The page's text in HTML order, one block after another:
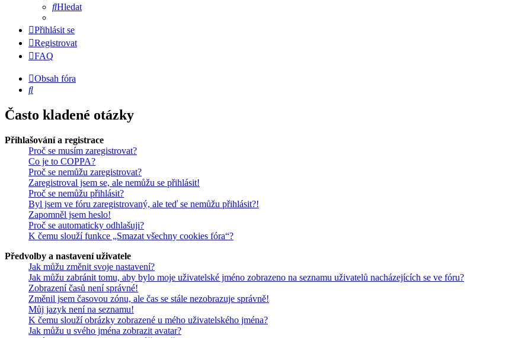
Hledat
Přihlásit se
Registrovat
FAQ
Obsah fóra
Hledat
Často kladené otázky
Přihlašování a registrace
Proč se musím zaregistrovat?
Co je to COPPA?
Proč se nemůžu zaregistrovat?
Zaregistroval jsem se, ale nemůžu se přihlásit!
Proč se nemůžu přihlásit?
Byl jsem ve fóru zaregistrovaný, ale teď se nemůžu přihlásit?!
Zapomněl jsem heslo!
Proč se automaticky odhlašuji?
K čemu slouží funkce „Smazat všechny cookies fóra“?
Předvolby a nastavení uživatele
Jak můžu změnit svoje nastavení?
Jak můžu zabránit tomu, aby bylo moje uživatelské jméno zobrazeno na seznamu uživatelů nacházejících se ve fóru?
Zobrazení časů není správné!
Změnil jsem časovou zónu, ale čas se stále nezobrazuje správně!
Můj jazyk není na seznamu!
K čemu slouží obrázky zobrazené u mého uživatelského jména?
Jak můžu u svého jména zobrazit avatar?